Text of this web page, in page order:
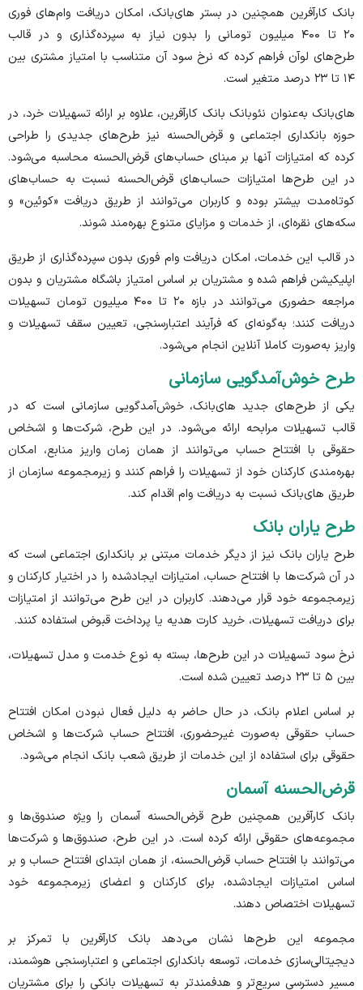
بانک کارآفرین همچنین در بستر های‌بانک، امکان دریافت وام‌های فوری
۲۰ تا ۴۰۰ میلیون تومانی را بدون نیاز به سپرده‌گذاری و در قالب
طرح‌های لوآن فراهم کرده که نرخ سود آن متناسب با امتیاز مشتری بین
۱۴ تا ۲۳ درصد متغیر است.
های‌بانک به‌عنوان نئوبانک بانک کارآفرین، علاوه بر ارائه تسهیلات خرد، در
حوزه بانکداری اجتماعی و قرض‌الحسنه نیز طرح‌های جدیدی را طراحی
کرده که امتیازات آنها بر مبنای حساب‌های قرض‌الحسنه محاسبه می‌شود.
در این طرح‌ها امتیازات حساب‌های قرض‌الحسنه نسبت به حساب‌های
کوتاه‌مدت بیشتر بوده و کاربران می‌توانند از طریق دریافت «کوئین» و
سکه‌های نقره‌ای، از خدمات و مزایای متنوع بهره‌مند شوند.
در قالب این خدمات، امکان دریافت وام فوری بدون سپرده‌گذاری از طریق
اپلیکیشن فراهم شده و مشتریان بر اساس امتیاز باشگاه مشتریان و بدون
مراجعه حضوری می‌توانند در بازه ۲۰ تا ۴۰۰ میلیون تومان تسهیلات
دریافت کنند؛ به‌گونه‌ای که فرآیند اعتبارسنجی، تعیین سقف تسهیلات و
واریز به‌صورت کاملا آنلاین انجام می‌شود.
طرح خوش‌آمدگویی سازمانی
یکی از طرح‌های جدید های‌بانک، خوش‌آمدگویی سازمانی است که در
قالب تسهیلات مرابحه ارائه می‌شود. در این طرح، شرکت‌ها و اشخاص
حقوقی با افتتاح حساب می‌توانند از همان زمان واریز منابع، امکان
بهره‌مندی کارکنان خود از تسهیلات را فراهم کنند و زیرمجموعه سازمان از
طریق های‌بانک نسبت به دریافت وام اقدام کند.
طرح یاران بانک
طرح یاران بانک نیز از دیگر خدمات مبتنی بر بانکداری اجتماعی است که
در آن شرکت‌ها با افتتاح حساب، امتیازات ایجادشده را در اختیار کارکنان و
زیرمجموعه خود قرار می‌دهند. کاربران در این طرح می‌توانند از امتیازات
برای دریافت تسهیلات، خرید کارت هدیه یا پرداخت قبوض استفاده کنند.
نرخ سود تسهیلات در این طرح‌ها، بسته به نوع خدمت و مدل تسهیلات،
بین ۵ تا ۲۳ درصد تعیین شده است.
بر اساس اعلام بانک، در حال حاضر به دلیل فعال نبودن امکان افتتاح
حساب حقوقی به‌صورت غیرحضوری، افتتاح حساب شرکت‌ها و اشخاص
حقوقی برای استفاده از این خدمات از طریق شعب بانک انجام می‌شود.
قرض‌الحسنه آسمان
بانک کارآفرین همچنین طرح قرض‌الحسنه آسمان را ویژه صندوق‌ها و
مجموعه‌های حقوقی ارائه کرده است. در این طرح، صندوق‌ها و شرکت‌ها
می‌توانند با افتتاح حساب قرض‌الحسنه، از همان ابتدای افتتاح حساب و بر
اساس امتیازات ایجادشده، برای کارکنان و اعضای زیرمجموعه خود
تسهیلات اختصاص دهند.
مجموعه این طرح‌ها نشان می‌دهد بانک کارآفرین با تمرکز بر
دیجیتالی‌سازی خدمات، توسعه بانکداری اجتماعی و اعتبارسنجی هوشمند،
مسیر دسترسی سریع‌تر و هدفمندتر به تسهیلات بانکی را برای مشتریان